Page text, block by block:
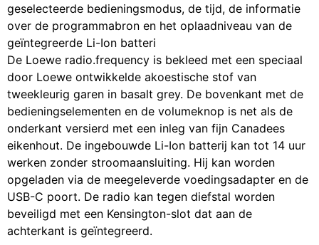
geselecteerde bedieningsmodus, de tijd, de informatie
over de programmabron en het oplaadniveau van de
geïntegreerde Li-Ion batteri
De Loewe radio.frequency is bekleed met een speciaal
door Loewe ontwikkelde akoestische stof van
tweekleurig garen in basalt grey. De bovenkant met de
bedieningselementen en de volumeknop is net als de
onderkant versierd met een inleg van fijn Canadees
eikenhout. De ingebouwde Li-Ion batterij kan tot 14 uur
werken zonder stroomaansluiting. Hij kan worden
opgeladen via de meegeleverde voedingsadapter en de
USB-C poort. De radio kan tegen diefstal worden
beveiligd met een Kensington-slot dat aan de
achterkant is geïntegreerd.